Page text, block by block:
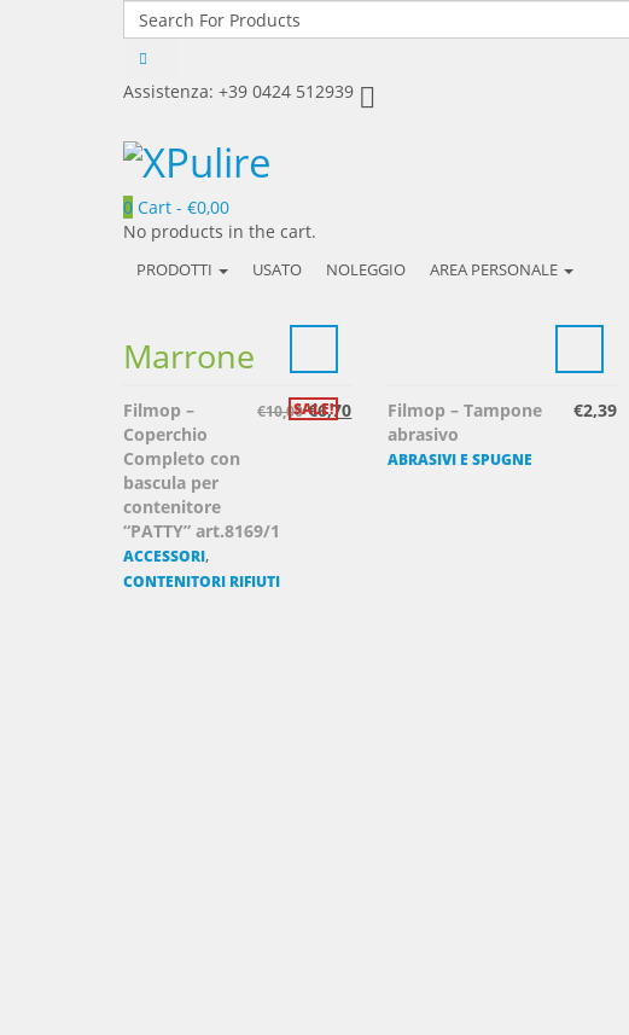
Assistenza: +39 0424 512939
0 Cart - €0,00
No products in the cart.
PRODOTTI USATO NOLEGGIO AREA PERSONALE
Marrone
SALE!
€10,00 €6,70
Filmop –
Coperchio
Completo con
bascula per
contenitore
“PATTY” art.8169/1
ACCESSORI,
CONTENITORI RIFIUTI
€2,39
Filmop – Tampone
abrasivo
ABRASIVI E SPUGNE